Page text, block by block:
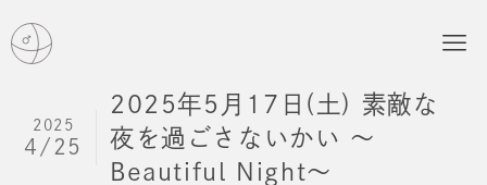
2025年5月17日(土) 素敵な
夜を過ごさないかい 〜
Beautiful Night〜
2025
4/25